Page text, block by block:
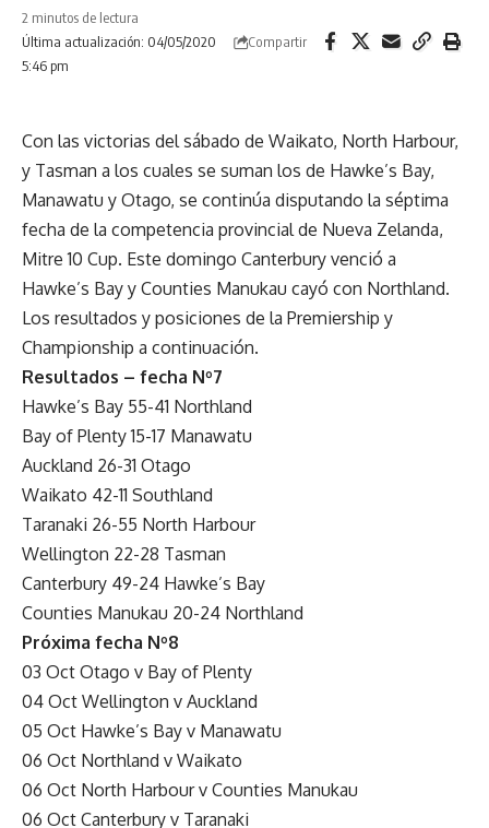
Última actualización: 04/05/2020
5:46 pm
2 minutos de lectura
Compartir
Con las victorias del sábado de Waikato, North Harbour,
y Tasman a los cuales se suman los de Hawke’s Bay,
Manawatu y Otago, se continúa disputando la séptima
fecha de la competencia provincial de Nueva Zelanda,
Mitre 10 Cup. Este domingo Canterbury venció a
Hawke’s Bay y Counties Manukau cayó con Northland.
Los resultados y posiciones de la Premiership y
Championship a continuación.
Resultados – fecha Nº7
Hawke’s Bay 55-41 Northland
Bay of Plenty 15-17 Manawatu
Auckland 26-31 Otago
Waikato 42-11 Southland
Taranaki 26-55 North Harbour
Wellington 22-28 Tasman
Canterbury 49-24 Hawke’s Bay
Counties Manukau 20-24 Northland
Próxima fecha Nº8
03 Oct Otago v Bay of Plenty
04 Oct Wellington v Auckland
05 Oct Hawke’s Bay v Manawatu
06 Oct Northland v Waikato
06 Oct North Harbour v Counties Manukau
06 Oct Canterbury v Taranaki